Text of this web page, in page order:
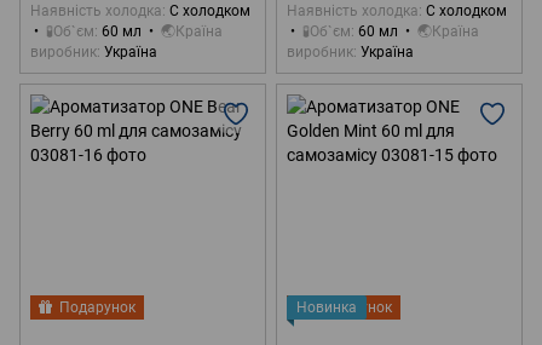
Наявність холодка С холодком
🧪Об`єм 60 мл
🌏Країна
виробник Україна
Наявність холодка С холодком
🧪Об`єм 60 мл
🌏Країна
виробник Україна
Подарунок Подарунок
Новинка